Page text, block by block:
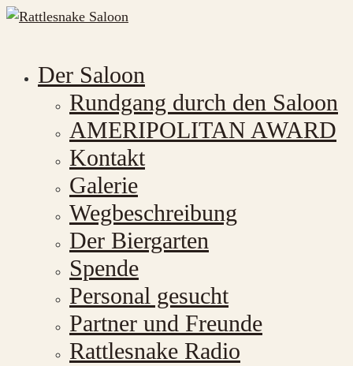
Der Saloon
Rundgang durch den Saloon
AMERIPOLITAN AWARD
Kontakt
Galerie
Wegbeschreibung
Der Biergarten
Spende
Personal gesucht
Partner und Freunde
Rattlesnake Radio